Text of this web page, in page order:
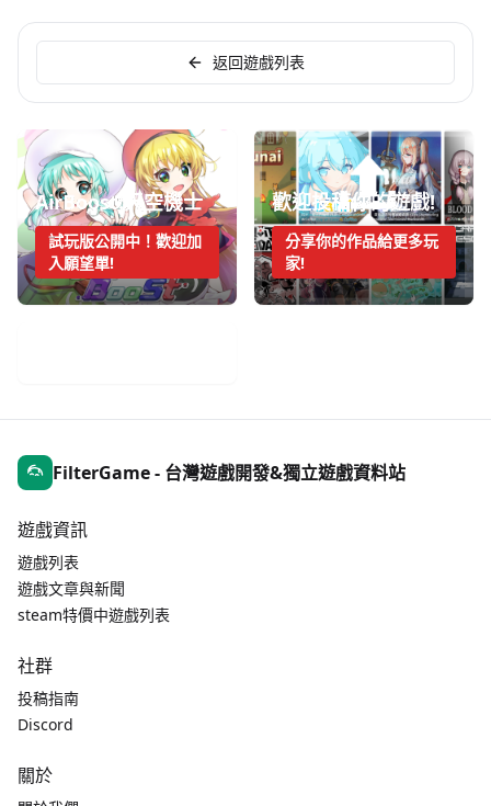
返回遊戲列表
AirBoost:天空機士
試玩版公開中！歡迎加
入願望單!
歡迎投稿你的遊戲!
分享你的作品給更多玩
家!
FilterGame - 台灣遊戲開發&獨立遊戲資料站
遊戲資訊
遊戲列表
遊戲文章與新聞
steam特價中遊戲列表
社群
投稿指南
Discord
關於